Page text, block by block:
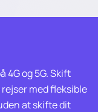
4G og 5G. Skift
med fleksible
at skifte dit